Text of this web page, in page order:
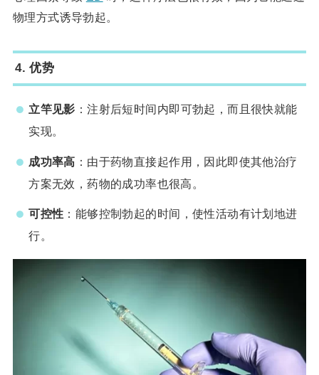
物理方式诱导勃起。
4.优势
立竿见影 ：注射后短时间内即可勃起，而且很快就能
实现。
成功率高 ：由于药物直接起作用，因此即使其他治疗
方案无效，药物的成功率也很高。
可控性 ：能够控制勃起的时间，使性活动有计划地进
行。